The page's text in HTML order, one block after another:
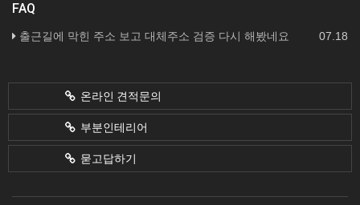
FAQ
07.18
출근길에 막힌 주소 보고 대체주소 검증 다시 해봤네요
온라인 견적문의
부분인테리어
묻고답하기